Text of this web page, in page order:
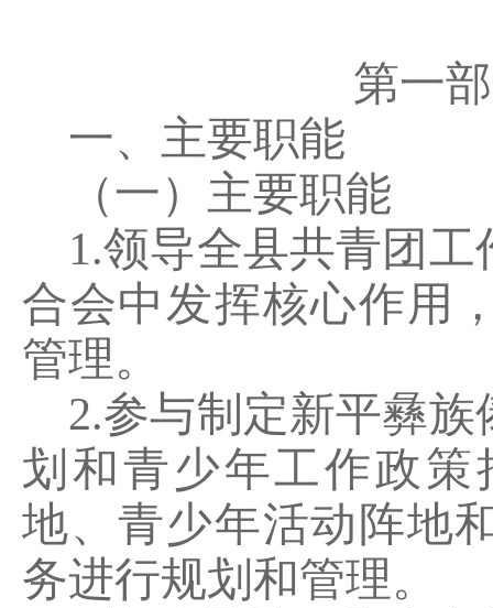
第一
一、主要职能
（一）主要职能
1.领导全县共青团
合会中发挥核心作用
管理。
2.参与制定新平彝
划和青少年工作政
地、青少年活动阵地
务进行规划和管理。